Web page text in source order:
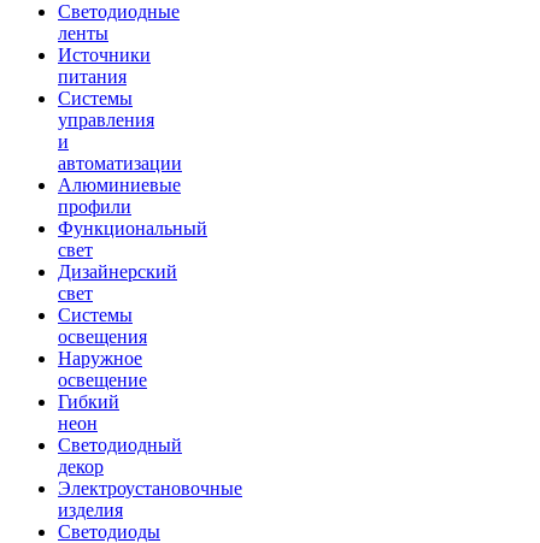
Светодиодные
ленты
Источники
питания
Системы
управления
и
автоматизации
Алюминиевые
профили
Функциональный
свет
Дизайнерский
свет
Системы
освещения
Наружное
освещение
Гибкий
неон
Светодиодный
декор
Электроустановочные
изделия
Светодиоды